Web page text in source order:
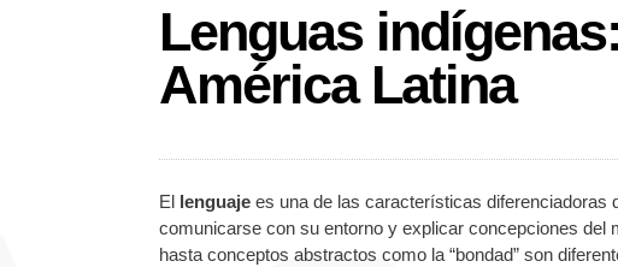
Lenguas
América Latina
El lenguaje es una de las características diferenciadoras
comunicarse con su entorno y explicar concepciones del
hasta conceptos abstractos como la “bondad” son